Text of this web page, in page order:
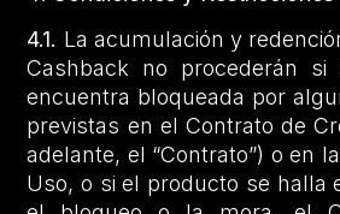
4.1. La acumulación y
Cashback no procederán si
encuentra bloqueada por
previstas en el Contrato de
adelante, el “Contrato”) o en
Uso, o si el producto se halla